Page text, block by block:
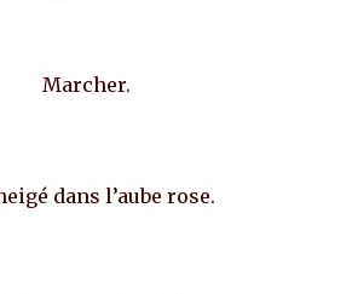
Marcher.
dans l’aube rose.